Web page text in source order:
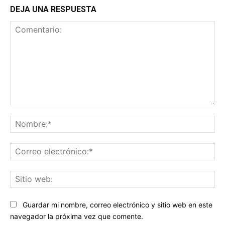
DEJA UNA RESPUESTA
Guardar mi nombre, correo electrónico y sitio web en este
navegador la próxima vez que comente.